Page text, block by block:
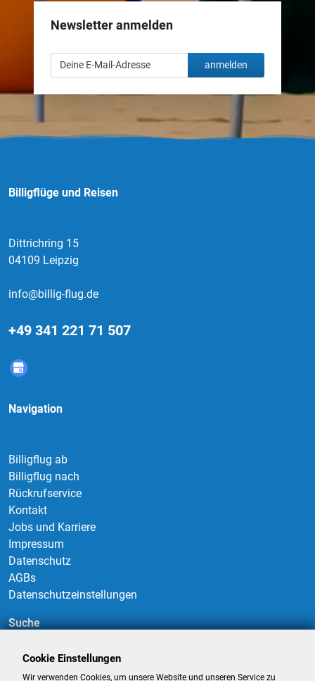
Newsletter anmelden
anmelden
Billigflüge und Reisen
Dittrichring 15
04109 Leipzig
info@billig-flug.de
+49 341 221 71 507
Navigation
Billigflug ab
Billigflug nach
Rückrufservice
Kontakt
Jobs und Karriere
Impressum
Datenschutz
AGBs
Datenschutzeinstellungen
Suche
Cookie Einstellungen
Wir verwenden Cookies, um unsere Website und unseren Service zu